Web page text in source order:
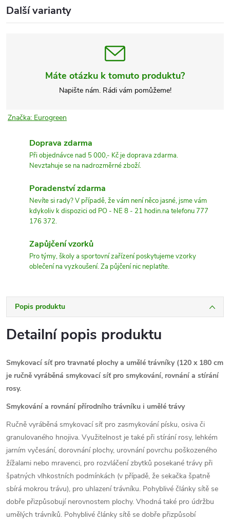
Další varianty
Máte otázku k tomuto produktu?
Napište nám. Rádi vám pomůžeme!
Značka: Eurogreen
Doprava zdarma
Při objednávce nad 5 000,- Kč je doprava zdarma.
Nevztahuje se na nadrozměrné zboží.
Poradenství zdarma
Nevíte si rady? V případě, že vám není něco jasné, jsme vám
kdykoliv k dispozici od PO - NE 8 - 21 hodin.na telefonu 777
176 372.
Zapůjčení vzorků
Pro týmy, školy a sportovní zařízení poskytujeme vzorky
oblečení na vyzkoušení. Za půjčení nic neplatíte.
Popis produktu
Detailní popis produktu
Smykovací síť pro travnaté plochy a umělé trávníky (120 x 180 cm
je ručně vyráběná smykovací síť pro smykování, rovnání a stírání
rosy.
Smykování a rovnání přírodního trávníku i umělé trávy
Ručně vyráběná smykovací síť pro zasmykování písku, osiva či
granulovaného hnojiva. Využitelnost je také při stírání rosy, lehkém
jarním vyčesání, dorovnání plochy, urovnání povrchu poškozeného
žížalami nebo mravenci, pro rozvláčení zbytků posekané trávy při
špatných vlhkostních podmínkách (v případě, že sekačka špatně
sbírá mokrou trávu), pro uhlazení trávníku. Pohyblivé články sítě se
dobře přizpůsobují nerovnostem plochy. Vhodná také pro údržbu
umělých trávníků. Pohyblivé články sítě se dobře přizpůsobí